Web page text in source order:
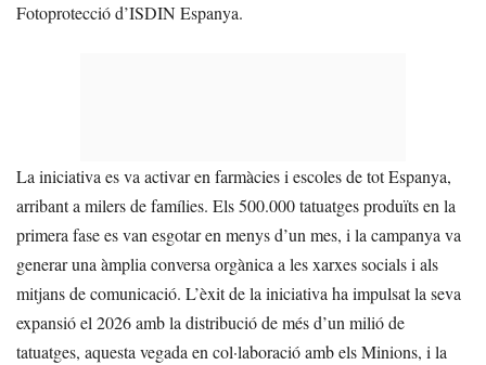
Fotoprotecció d’ISDIN Espanya.
La iniciativa es va activar en farmàcies i escoles de tot Espanya,
arribant a milers de famílies. Els 500.000 tatuatges produïts en la
primera fase es van esgotar en menys d’un mes, i la campanya va
generar una àmplia conversa orgànica a les xarxes socials i als
mitjans de comunicació. L’èxit de la iniciativa ha impulsat la seva
expansió el 2026 amb la distribució de més d’un milió de
tatuatges, aquesta vegada en col·laboració amb els Minions, i la